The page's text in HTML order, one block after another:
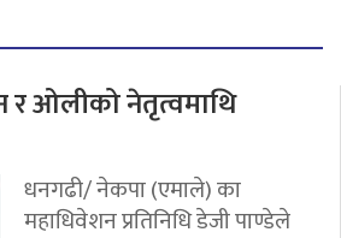
र ओलीको नेतृत्वमाथि
धनगढी/ नेकपा (एमाले) का
महाधिवेशन प्रतिनिधि डेजी पाण्डेले